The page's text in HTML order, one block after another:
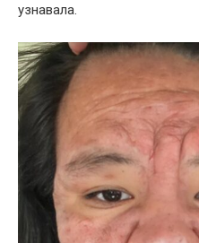
узнавала.